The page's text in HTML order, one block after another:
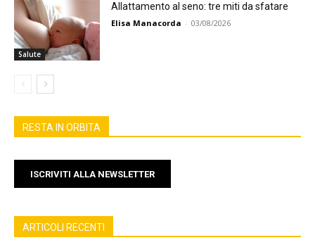
Salute
Allattamento al seno: tre miti da sfatare
Elisa Manacorda - 03/08/2026
RESTA IN ORBITA
ISCRIVITI ALLA NEWSLETTER
ARTICOLI RECENTI